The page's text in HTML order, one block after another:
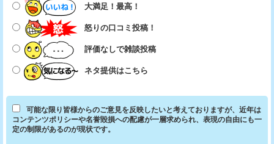
大満足！最高！
怒りの口コミ投稿！
評価なしで雑談投稿
ネタ提供はこちら
可能な限り皆様からのご意見を反映したいと考えておりますが、近年は
コンテンツポリシーや名誉毀損への配慮が一層求められ、表現の自由にも一
定の制限があるのが現状です。